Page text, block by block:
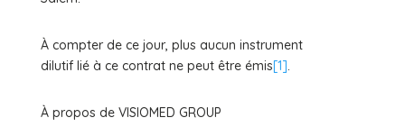
À compter de ce jour, plus aucun instrument
dilutif lié à ce contrat ne peut être émis[1]
À propos de VISIOMED GROUP